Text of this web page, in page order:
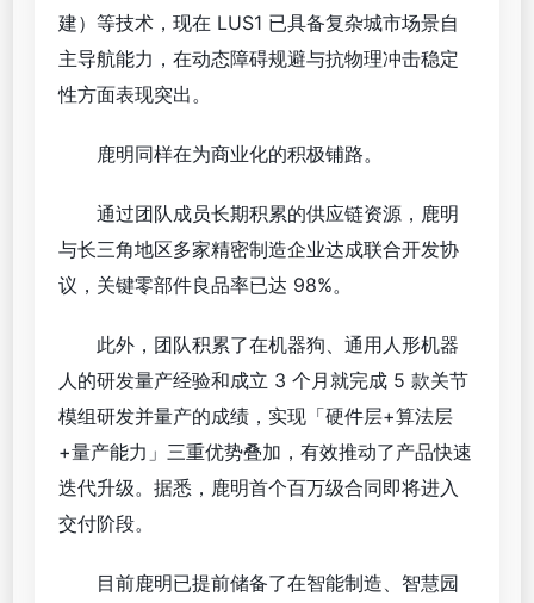
建）等技术，现在 LUS1 已具备复杂城市场景自
主导航能力，在动态障碍规避与抗物理冲击稳定
性方面表现突出。
鹿明同样在为商业化的积极铺路。
通过团队成员长期积累的供应链资源，鹿明
与长三角地区多家精密制造企业达成联合开发协
议，关键零部件良品率已达 98%。
此外，团队积累了在机器狗、通用人形机器
人的研发量产经验和成立 3 个月就完成 5 款关节
模组研发并量产的成绩，实现「硬件层+算法层
+量产能力」三重优势叠加，有效推动了产品快速
迭代升级。据悉，鹿明首个百万级合同即将进入
交付阶段。
目前鹿明已提前储备了在智能制造、智慧园